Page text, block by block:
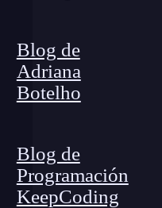
Blog de
Adriana
Botelho
Blog de
Programación
KeepCoding